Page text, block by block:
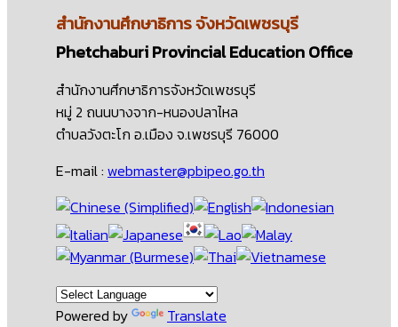
สำนักงานศึกษาธิการจังหวัดเพชรบุรี
Phetchaburi Provincial Education Office
สำนักงานศึกษาธิการจังหวัดเพชรบุรี
หมู่ 2 ถนนบางจาก-หนองปลาไหล
ตำบลวังตะโก อ.เมือง จ.เพชรบุรี 76000
E-mail : webmaster@pbipeo.go.th
Powered by Translate